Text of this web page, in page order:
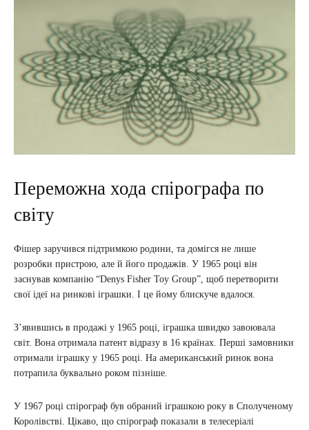
Переможна хода спірографа по
світу
Фішер заручився підтримкою родини, та домігся не лише
розробки пристрою, але й його продажів. У 1965 році він
заснував компанію “Denys Fisher Toy Group”, щоб перетворити
свої ідеї на ринкові іграшки. І це йому блискуче вдалося.
З’явившись в продажі у 1965 році, іграшка швидко завоювала
світ. Вона отримала патент відразу в 16 країнах. Перші замовники
отримали іграшку у 1965 році. На американський ринок вона
потрапила буквально роком пізніше.
У 1967 році спірограф був обраний іграшкою року в Сполученому
Королівстві. Цікаво, що спірограф показали в телесеріалі